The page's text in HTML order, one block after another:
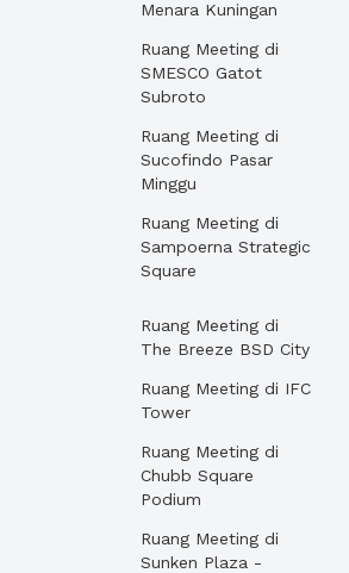
Menara Kuningan
Ruang Meeting di
SMESCO Gatot
Subroto
Ruang Meeting di
Sucofindo Pasar
Minggu
Ruang Meeting di
Sampoerna Strategic
Square
Ruang Meeting di
The Breeze BSD City
Ruang Meeting di IFC
Tower
Ruang Meeting di
Chubb Square
Podium
Ruang Meeting di
Sunken Plaza -